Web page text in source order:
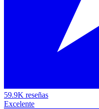
59.9K reseñas
Excelente